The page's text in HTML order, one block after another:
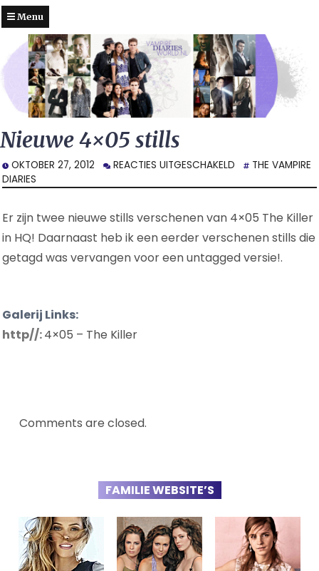
Menu
Nieuwe 4×05 stills
OKTOBER 27, 2012 REACTIES UITGESCHAKELD VOOR
4×05
THE VAMPIRE
DIARIES
Er zijn twee nieuwe stills verschenen van 4×05 The Killer
in HQ! Daarnaast heb ik een eerder verschenen stills die
getagd was vervangen voor een untagged versie!.
Galerij Links:
http//:4×05 – The Killer
Comments are closed.
FAMILIE WEBSITE’S